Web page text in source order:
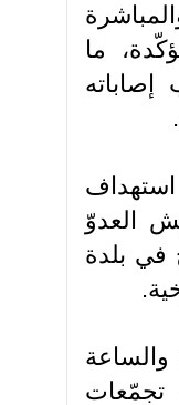
ما
السّاعة 16:50 استهداف
العدوّ
في بلدة
16- بين الساعة 15:45 والساعة
تجمّعات